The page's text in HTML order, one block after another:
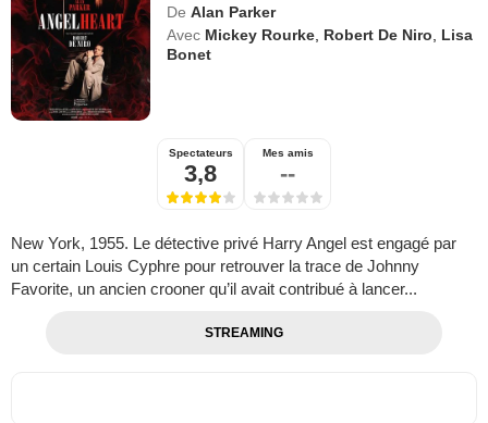
De Alan Parker
Avec Mickey Rourke, Robert De Niro, Lisa
Bonet
Spectateurs
3,8
Mes amis
--
New York, 1955. Le détective privé Harry Angel est engagé par
un certain Louis Cyphre pour retrouver la trace de Johnny
Favorite, un ancien crooner qu’il avait contribué à lancer...
STREAMING